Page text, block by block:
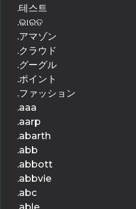
.테스트
.ଭାରତ
.アマゾン
.クラウド
.グーグル
.ポイント
.ファッション
.aaa
.aarp
.abarth
.abb
.abbott
.abbvie
.abc